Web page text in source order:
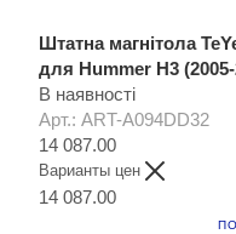
Штатна магнітола
для Hummer H3
В наявності
Арт.: ART-A094DD32
14 087.00
Варианты цен
14 087.00